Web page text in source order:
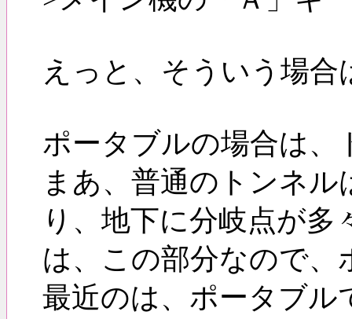
えっと、そういう場
ポータブルの場合は、
まあ、普通のトンネ
り、地下に分岐点が
は、この部分なので
最近のは、ポータブル